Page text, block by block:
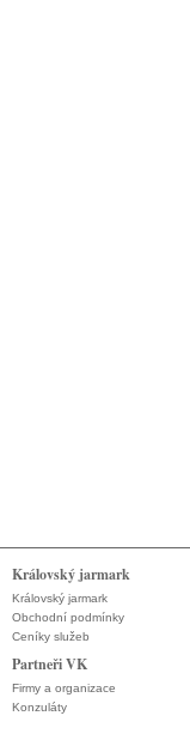
Královský jarmark
Královský jarmark
Obchodní podmínky
Ceníky služeb
Partneři VK
Firmy a organizace
Konzuláty